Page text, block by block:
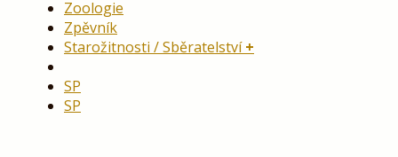
Zoologie
Zpěvník
Starožitnosti / Sběratelství
SP
SP